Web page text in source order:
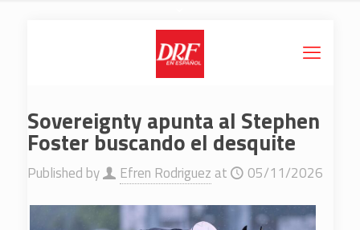
Sovereignty apunta al Stephen
Foster buscando el desquite
Published by Efren Rodriguez at 05/11/2026